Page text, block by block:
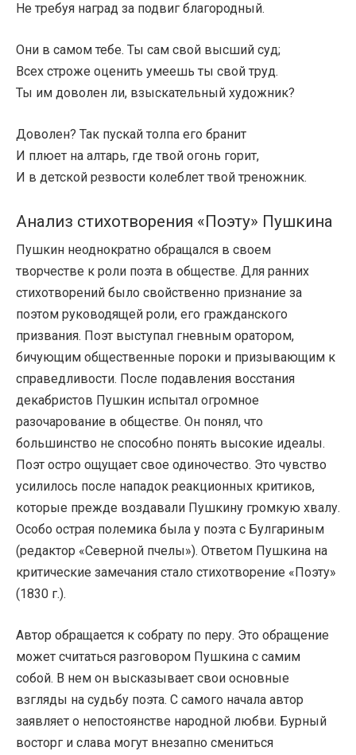
Не требуя наград за подвиг благородный.
Они в самом тебе. Ты сам свой высший суд;
Всех строже оценить умеешь ты свой труд.
Ты им доволен ли, взыскательный художник?
Доволен? Так пускай толпа его бранит
И плюет на алтарь, где твой огонь горит,
И в детской резвости колеблет твой треножник.
Анализ стихотворения «Поэту» Пушкина
Пушкин неоднократно обращался в своем
творчестве к роли поэта в обществе. Для ранних
стихотворений было свойственно признание за
поэтом руководящей роли, его гражданского
призвания. Поэт выступал гневным оратором,
бичующим общественные пороки и призывающим к
справедливости. После подавления восстания
декабристов Пушкин испытал огромное
разочарование в обществе. Он понял, что
большинство не способно понять высокие идеалы.
Поэт остро ощущает свое одиночество. Это чувство
усилилось после нападок реакционных критиков,
которые прежде воздавали Пушкину громкую хвалу.
Особо острая полемика была у поэта с Булгариным
(редактор «Северной пчелы»). Ответом Пушкина на
критические замечания стало стихотворение «Поэту»
(1830 г.).
Автор обращается к собрату по перу. Это обращение
может считаться разговором Пушкина с самим
собой. В нем он высказывает свои основные
взгляды на судьбу поэта. С самого начала автор
заявляет о непостоянстве народной любви. Бурный
восторг и слава могут внезапно смениться